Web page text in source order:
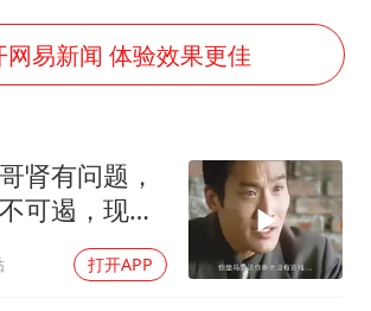
22岁女生独闯南太行失联12天
薛之谦杭州站演唱会取消
今年第二强台风将带来多大影响
“准2万亿”之城点名支持三所大学
习近平心系体育强国建设
网易新闻 体验效果更佳
肾有问题，
可遏，现场
打开APP